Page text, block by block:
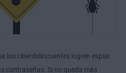
los ciberdelincuentes logren espiar
contraseñas. Si no queda más